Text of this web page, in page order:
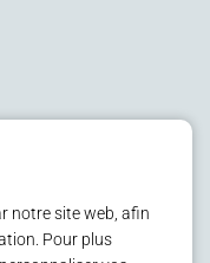
notre site web, afin
Pour plus